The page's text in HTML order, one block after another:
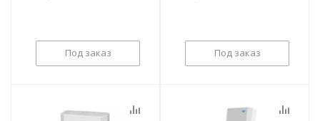
Под заказ Под заказ